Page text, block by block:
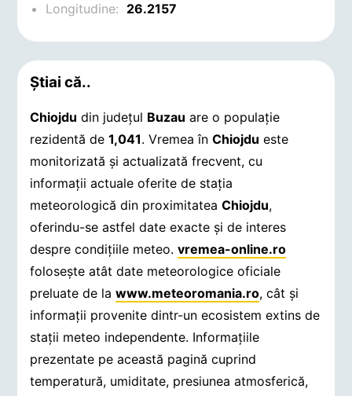
Longitudine: 26.2157
Știai că..
Chiojdu din județul Buzau are o populație
rezidentă de1,041. Vremea înChiojdu este
monitorizată și actualizată frecvent, cu
informații actuale oferite de stația
meteorologică din proximitateaChiojdu,
oferindu-se astfel date exacte și de interes
despre condițiile meteo.vremea-online.ro
folosește atât date meteorologice oficiale
preluate de lawww.meteoromania.ro, cât și
informații provenite dintr-un ecosistem extins de
stații meteo independente. Informațiile
prezentate pe această pagină cuprind
temperatură, umiditate, presiunea atmosferică,